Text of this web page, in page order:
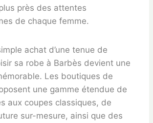
près des attentes
de chaque femme.
achat d’une tenue de
sa robe à Barbès devient une
Les boutiques de
une gamme étendue de
aux coupes classiques, de
sur-mesure, ainsi que des